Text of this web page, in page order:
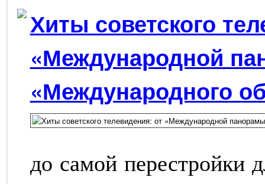
Хиты советского
«Международной
«Международного
до самой перестройки